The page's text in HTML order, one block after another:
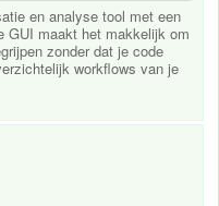
en analyse tool met een
GUI maakt het makkelijk om
zonder dat je code
workflows van je